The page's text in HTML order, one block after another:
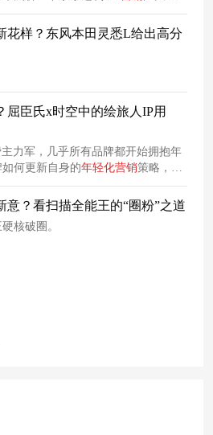
淡≠没有行动！！！
花样？东风本田灵悉L给出高分
屈臣氏x时空中的绘旅人IP用
力军，几乎所有品牌都开始拥抱年
何更新自身的年轻化营销策略，怎
注意力？ 今年，我们看到
的道路上阔步前行。 比如近年来一直在年
臣氏，这一次同样瞄准年轻人，联手
的绘旅人开启线下主题门店活动。
意？看扫描全能王的“圈粉”之道
核破圈。